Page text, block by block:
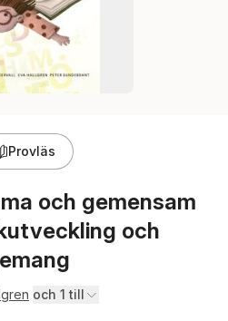
Provläs
och gemensam
och
och 1 till